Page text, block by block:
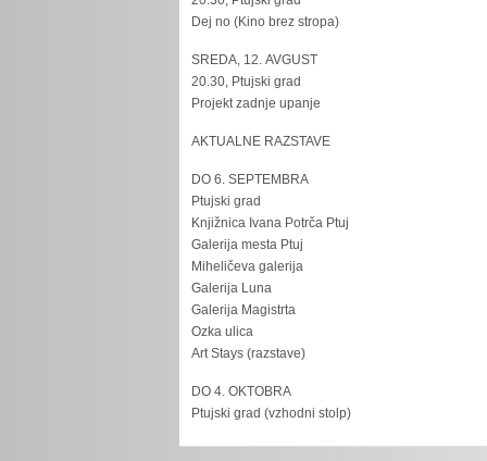
Dej no (Kino brez stropa)
SREDA, 12. AVGUST
20.30, Ptujski grad
Projekt zadnje upanje
AKTUALNE RAZSTAVE
DO 6. SEPTEMBRA
Ptujski grad
Knjižnica Ivana Potrča Ptuj
Galerija mesta Ptuj
Miheličeva galerija
Galerija Luna
Galerija Magistrta
Ozka ulica
Art Stays (razstave)
DO 4. OKTOBRA
Ptujski grad (vzhodni stolp)